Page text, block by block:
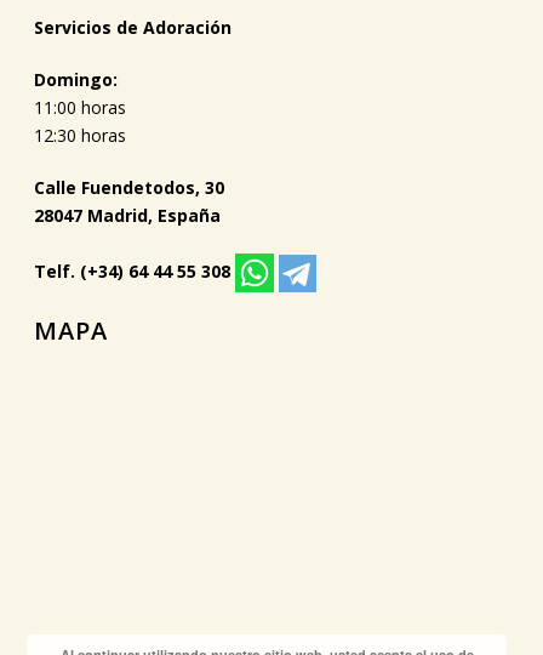
Servicios de Adoración
Domingo:
11:00 horas
12:30 horas
Calle Fuendetodos, 30
28047 Madrid, España
Telf. (+34) 64 44 55 308
MAPA